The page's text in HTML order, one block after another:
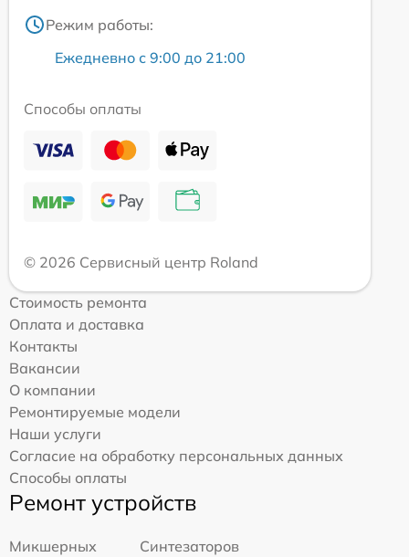
Режим работы:
Ежедневно с 9:00 до 21:00
Способы оплаты
© 2026 Сервисный центр Roland
Стоимость ремонта
Оплата и доставка
Контакты
Вакансии
О компании
Ремонтируемые модели
Наши услуги
Согласие на обработку персональных данных
Способы оплаты
Ремонт устройств
Микшерных
Синтезаторов